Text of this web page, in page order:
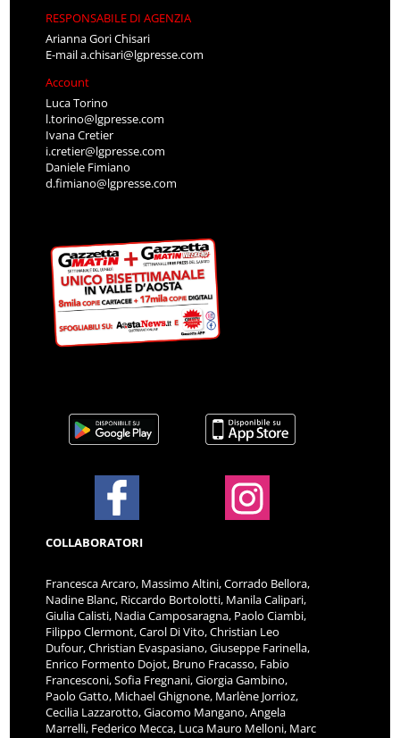
RESPONSABILE DI AGENZIA
Arianna Gori Chisari
E-maila.chisari@lgpresse.com
Account
Luca Torino
l.torino@lgpresse.com
Ivana Cretier
i.cretier@lgpresse.com
Daniele Fimiano
d.fimiano@lgpresse.com
COLLABORATORI
Francesca Arcaro, Massimo Altini, Corrado Bellora,
Nadine Blanc, Riccardo Bortolotti, Manila Calipari,
Giulia Calisti, Nadia Camposaragna, Paolo Ciambi,
Filippo Clermont, Carol Di Vito, Christian Leo
Dufour, Christian Evaspasiano, Giuseppe Farinella,
Enrico Formento Dojot, Bruno Fracasso, Fabio
Francesconi, Sofia Fregnani, Giorgia Gambino,
Paolo Gatto, Michael Ghignone, Marlène Jorrioz,
Cecilia Lazzarotto, Giacomo Mangano, Angela
Marrelli, Federico Mecca, Luca Mauro Melloni, Marc